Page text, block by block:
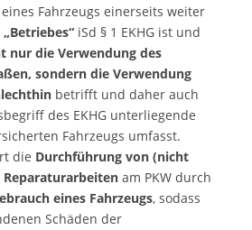
eines Fahrzeugs einerseits weiter
iSd § 1 EKHG ist und
nur die Verwendung des
sondern die Verwendung
betrifft und daher auch
des EKHG unterliegende
Fahrzeugs umfasst.
die Durchführung von (nicht
am PKW durch
eines Fahrzeugs, sodass
Schäden der